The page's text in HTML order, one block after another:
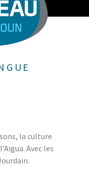
la culture
Avec les